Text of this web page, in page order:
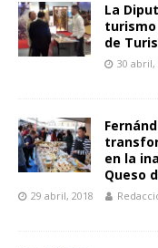
La
turismo
de
30 abril,
en la
Queso
29 abril, 2018